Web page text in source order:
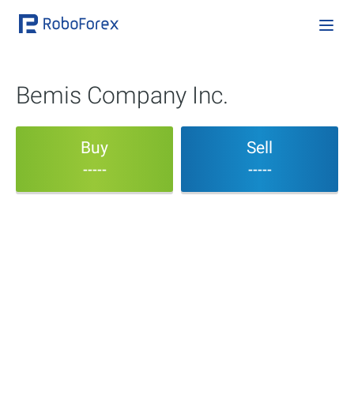
Bemis Company Inc.
Buy
-----
Sell
-----